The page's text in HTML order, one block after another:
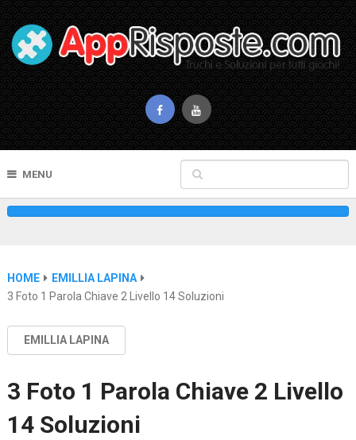
MENU
HOME
EMILLIA LAPINA
3 Foto 1 Parola Chiave 2 Livello 14 Soluzioni
EMILLIA LAPINA
3 Foto 1 Parola Chiave 2 Livello
14 Soluzioni